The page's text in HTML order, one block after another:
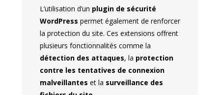
L’utilisation d’un plugin de sécurité
WordPress permet également de renforcer
la protection du site. Ces extensions offrent
plusieurs fonctionnalités comme la
détection des attaques, la protection
contre les tentatives de connexion
malveillantes et la surveillance des